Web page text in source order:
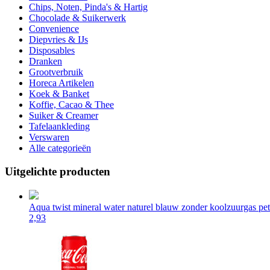
Chips, Noten, Pinda's & Hartig
Chocolade & Suikerwerk
Convenience
Diepvries & IJs
Disposables
Dranken
Grootverbruik
Horeca Artikelen
Koek & Banket
Koffie, Cacao & Thee
Suiker & Creamer
Tafelaankleding
Verswaren
Alle categorieën
Uitgelichte producten
Aqua twist mineral water naturel blauw zonder koolzuurgas
2,93